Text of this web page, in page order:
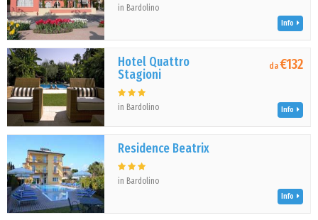
in Bardolino
Info
Hotel Quattro
Stagioni
in Bardolino
da€132
Info
Residence Beatrix
in Bardolino
Info